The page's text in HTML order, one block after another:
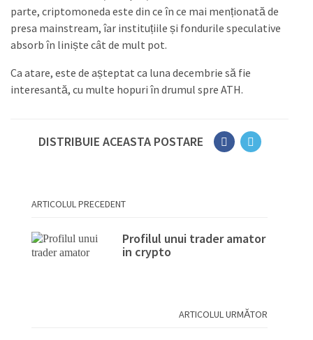
parte, criptomoneda este din ce în ce mai menționată de
presa mainstream, îar instituțiile și fondurile speculative
absorb în liniște cât de mult pot.
Ca atare, este de așteptat ca luna decembrie să fie
interesantă, cu multe hopuri în drumul spre ATH.
DISTRIBUIE ACEASTA POSTARE
ARTICOLUL PRECEDENT
Profilul unui trader amator
in crypto
ARTICOLUL URMĂTOR